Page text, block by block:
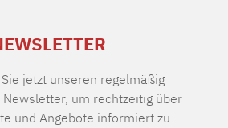
jetzt unseren regelmäßig
um rechtzeitig über
und Angebote informiert zu